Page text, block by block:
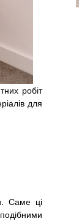
робіт
для
Саме ці